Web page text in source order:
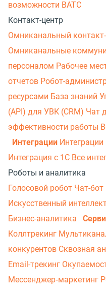
возможности ВАТС
Контакт-центр
Омниканальный
Омниканальные
персоналом Рабочее
отчетов Робот-
ресурсами База знаний
(API) для УВК (CRM) Чат
эффективности работы
Интеграции
Интеграция с 1С Все
Роботы и аналитика
Голосовой робот Чат-бот
Искусственный
Бизнес-аналитика
Коллтрекинг
конкурентов Сквозная
Email-трекинг
Мессенджер‑маркетинг